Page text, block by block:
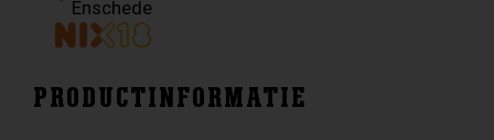
Enschede
PRODUCTINFORMATIE